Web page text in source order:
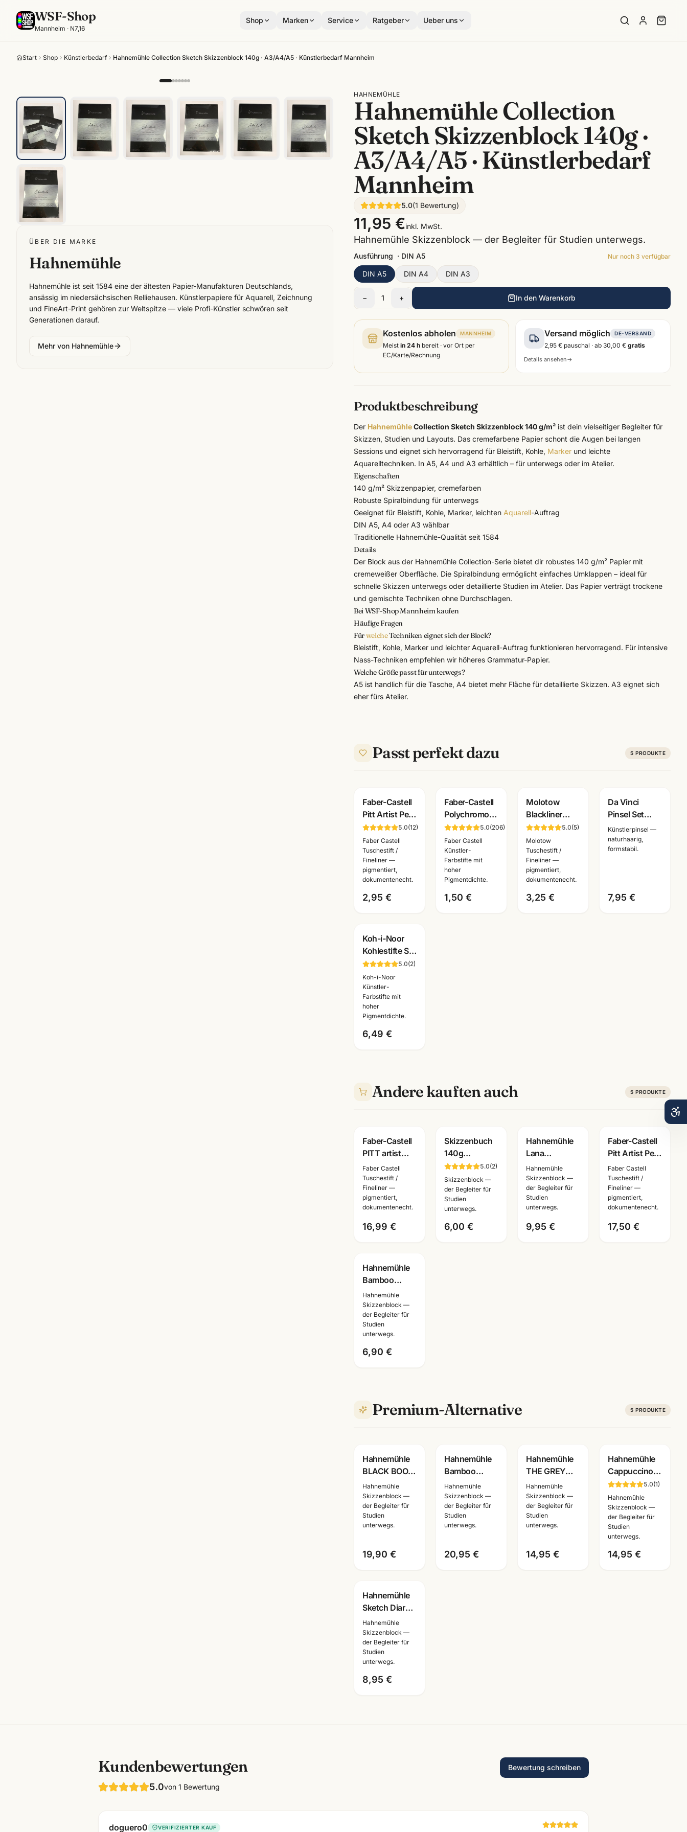
WSF-Shop
Mannheim · N7,16
Shop Marken Service Ratgeber Ueber uns
Start Shop Künstlerbedarf Hahnemühle Collection Sketch Skizzenblock 140g · A3/A4/A5 · Künstlerbedarf Mannheim
ÜBER DIE MARKE
Hahnemühle
Hahnemühle ist seit 1584 eine der ältesten Papier-Manufakturen Deutschlands,
ansässig im niedersächsischen Relliehausen. Künstlerpapiere für Aquarell, Zeichnung
und FineArt-Print gehören zur Weltspitze — viele Profi-Künstler schwören seit
Generationen darauf.
Mehr von Hahnemühle
HAHNEMÜHLE
Hahnemühle Collection
Sketch Skizzenblock 140g ·
A3/A4/A5 · Künstlerbedarf
Mannheim
5.0(1 Bewertung)
11,95 €inkl. MwSt.
Hahnemühle Skizzenblock — der Begleiter für Studien unterwegs.
Ausführung · DIN A5 Nur noch 3 verfügbar
DIN A5 DIN A4 DIN A3
− 1 + In den Warenkorb
Kostenlos abholen MANNHEIM
Meist in 24 h bereit · vor Ort per
EC/Karte/Rechnung
Versand möglich DE-VERSAND
2,95 € pauschal · ab 30,00 € gratis
Details ansehen→
Produktbeschreibung
Der HahnemühleCollection Sketch Skizzenblock 140 g/m² ist dein vielseitiger Begleiter für
Skizzen, Studien und Layouts. Das cremefarbene Papier schont die Augen bei langen
Sessions und eignet sich hervorragend für Bleistift, Kohle, Marker und leichte
Aquarelltechniken. In A5, A4 und A3 erhältlich – für unterwegs oder im Atelier.
Eigenschaften
140 g/m² Skizzenpapier, cremefarben
Robuste Spiralbindung für unterwegs
Geeignet für Bleistift, Kohle, Marker, leichten Aquarell-Auftrag
DIN A5, A4 oder A3 wählbar
Traditionelle Hahnemühle-Qualität seit 1584
Details
Der Block aus der Hahnemühle Collection-Serie bietet dir robustes 140 g/m² Papier mit
cremeweißer Oberfläche. Die Spiralbindung ermöglicht einfaches Umklappen – ideal für
schnelle Skizzen unterwegs oder detaillierte Studien im Atelier. Das Papier verträgt trockene
und gemischte Techniken ohne Durchschlagen.
Bei WSF-Shop Mannheim kaufen
Häufige Fragen
FürwelcheTechniken eignet sich der Block?
Bleistift, Kohle, Marker und leichter Aquarell-Auftrag funktionieren hervorragend. Für intensive
Nass-Techniken empfehlen wir höheres Grammatur-Papier.
Welche Größe passt für unterwegs?
A5 ist handlich für die Tasche, A4 bietet mehr Fläche für detaillierte Skizzen. A3 eignet sich
eher fürs Atelier.
Passt perfekt dazu 5 PRODUKTE
Faber-Castell
Pitt Artist Pen
Brushpen ·
pigmentiert
dokumentenecht
· alle Farben
5.0(12)
Faber Castell
Tuschestift /
Fineliner —
pigmentiert,
dokumentenecht.
2,95 €
Faber-Castell
Polychromos
Künstlerfarbstifte
· Einzelstift
alle Farben ·
Mannheim
5.0(206)
Faber Castell
Künstler-
Farbstifte mit
hoher
Pigmentdichte.
1,50 €
Molotow
Blackliner
Fineliner
schwarz ·
pigmentiert +
dokumentenecht
·
5.0(5)
Molotow
Tuschestift /
Fineliner —
pigmentiert,
dokumentenecht.
3,25 €
Da Vinci
Pinsel Set
4209 Fit
Synthetics ·
Schule &
Künstlerpinsel —
naturhaarig,
formstabil.
7,95 €
Koh-i-Noor
Kohlestifte Set
3-teilig ·
Reiskohle
weiss +
schwarz ·
Künstlerbedarf
5.0(2)
Koh-i-Noor
Künstler-
Farbstifte mit
hoher
Pigmentdichte.
6,49 €
Andere kauften auch 5 PRODUKTE
Faber-Castell
PITT artist
pen 6er Set
schwarz ·
Tuschestifte
dokumentenecht
Faber Castell
Tuschestift /
Fineliner —
pigmentiert,
dokumentenecht.
16,99 €
Skizzenbuch
140g
reinweiss ·
A6/A5/A4 ·
Zeichenpapier
für Studien
unterwegs
5.0(2)
Skizzenblock —
der Begleiter für
Studien
unterwegs.
6,00 €
Hahnemühle
Lana
Skizzenbuch ·
A3/A4/A5
wählbar ·
Zeichenbuch
Hahnemühle
Skizzenblock —
der Begleiter für
Studien
unterwegs.
9,95 €
Faber-Castell
Pitt Artist Pen
Mangaka Set
6-tlg ·
Tuschestifte
dokumentenecht
Faber Castell
Tuschestift /
Fineliner —
pigmentiert,
dokumentenecht.
17,50 €
Hahnemühle
Bamboo
Skizzenblock ·
A3/A4/A5 ·
Künstlerbedarf
Mannheim
Hahnemühle
Skizzenblock —
der Begleiter für
Studien
unterwegs.
6,90 €
Premium-Alternative 5 PRODUKTE
Hahnemühle
BLACK BOOK
Skizzenbuch
250g ·
tiefschwarzes
Zeichenpapier
Ma
Hahnemühle
Skizzenblock —
der Begleiter für
Studien
unterwegs.
19,90 €
Hahnemühle
Bamboo
Sketch
Skizzenbuch
105g · 128
Seiten ·
Hahnemühle
Skizzenblock —
der Begleiter für
Studien
unterwegs.
20,95 €
Hahnemühle
THE GREY
BOOK
Skizzenbuch
120g · A4/A5
graues
Hahnemühle
Skizzenblock —
der Begleiter für
Studien
unterwegs.
14,95 €
Hahnemühle
Cappuccino
Book
Skizzenbuch
120g braun ·
A4/A5 ·
Künstlerbedarf
5.0(1)
Hahnemühle
Skizzenblock —
der Begleiter für
Studien
unterwegs.
14,95 €
Hahnemühle
Sketch Diary
Book 120g ·
A6/A5/A4 ·
Skizzenbuch
Künstlerbedarf
Hahnemühle
Skizzenblock —
der Begleiter für
Studien
unterwegs.
8,95 €
Kundenbewertungen
5.0von 1 Bewertung
Bewertung schreiben
doguero0 VERIFIZIERTER KAUF